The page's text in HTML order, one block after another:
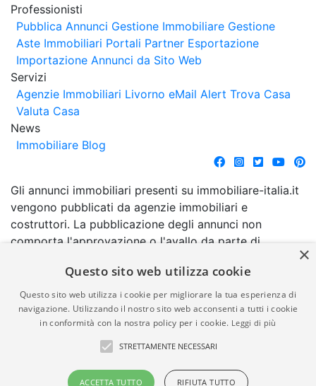
Professionisti
Pubblica Annunci Gestione Immobiliare Gestione
Aste Immobiliari Portali Partner Esportazione
Importazione Annunci da Sito Web
Servizi
Agenzie Immobiliari Livorno eMail Alert Trova Casa
Valuta Casa
News
Immobiliare Blog
Gli annunci immobiliari presenti su immobiliare-italia.it
vengono pubblicati da agenzie immobiliari e
costruttori. La pubblicazione degli annunci non
comporta l'approvazione o l'avallo da parte di
garanzia da parte di quest'ultima. immobiliare-italia.it
quindi non è responsabile della veridicità, della
correttezza, della completezza, della normativa in
materia di privacy e/o di alcun altro aspetto dei
suddetti annunci.
© Copyright 2007 - 2026
Powered by
×
Questo sito web utilizza cookie
Questo sito web utilizza i cookie per migliorare la tua esperienza di
navigazione. Utilizzando il nostro sito web acconsenti a tutti i cookie
in conformità con la nostra policy per i cookie. Leggi di più
STRETTAMENTE NECESSARI
ACCETTA TUTTO RIFIUTA TUTTO